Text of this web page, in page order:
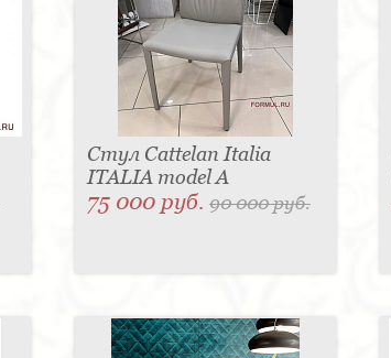
Стул Cattelan Italia
ITALIA model A
75 000 руб. 90 000 руб.